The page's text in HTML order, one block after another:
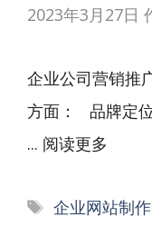
2023年3月27日
企业公司营销推
方面： 品牌定
... 阅读更多
标
企业网站制作